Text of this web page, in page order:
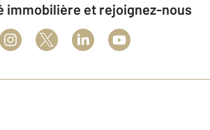
immobilière et rejoignez-nous